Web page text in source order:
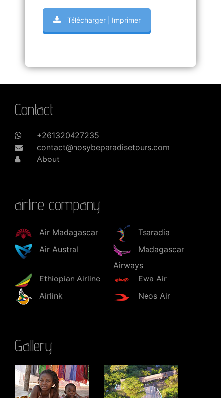
Télécharger | Imprimer
Contact
+261320427235
contact@nosybeparadisetours.com
About
airline company
Air Madagascar
Tsaradia
Air Austral
Madagascar
Airways
Ethiopian Airline
Ewa Air
Airlink
Neos Air
Gallery